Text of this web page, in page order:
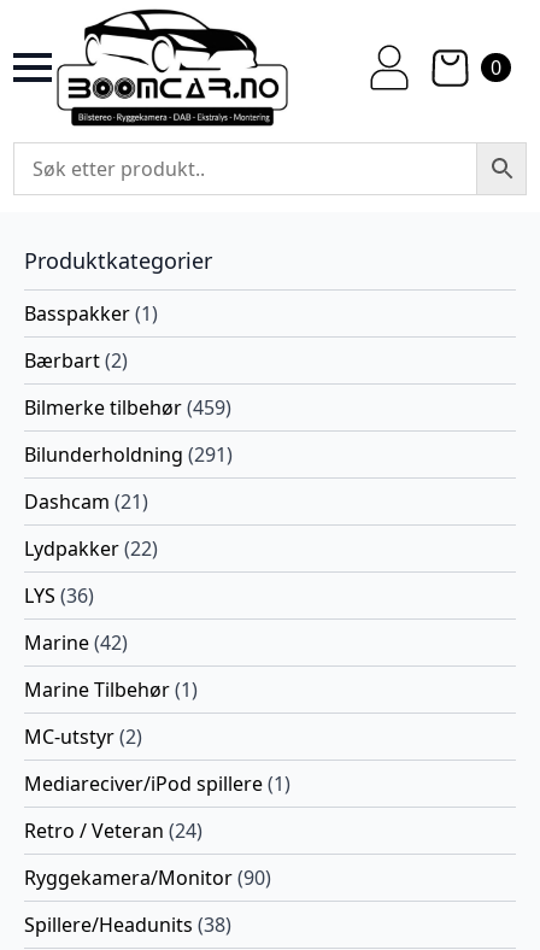
0
Produktkategorier
Basspakker(1)
Bærbart(2)
Bilmerke tilbehør(459)
Bilunderholdning (291)
Dashcam (21)
Lydpakker(22)
LYS (36)
Marine(42)
Marine Tilbehør(1)
MC-utstyr(2)
Mediareciver/iPod spillere(1)
Retro / Veteran (24)
Ryggekamera/Monitor(90)
Spillere/Headunits (38)